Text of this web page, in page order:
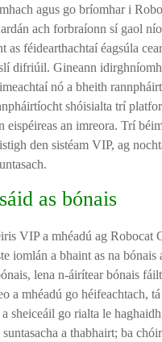
agus go bríomhar i
ach forbraíonn sí gaol
as féidearthachtaí éagsúla
difriúil. Gineann
nó a bheith
shóisialta trí
eispéireas an imreora. Trí
den sistéam VIP, ag
as bónais
VIP a mhéadú ag Robocat
iomlán a bhaint as na
lena n-áirítear bónais
a mhéadú go héifeachtach,
a sheiceáil go rialta le
suntasacha a thabhairt; ba